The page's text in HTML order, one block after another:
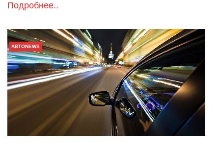
Подробнее..
АВТОNEWS